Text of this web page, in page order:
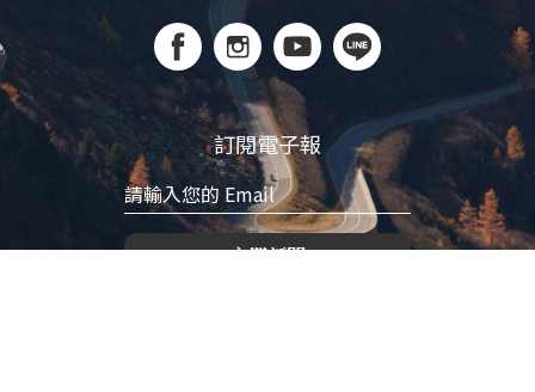
訂閱電子報
立即訂閱